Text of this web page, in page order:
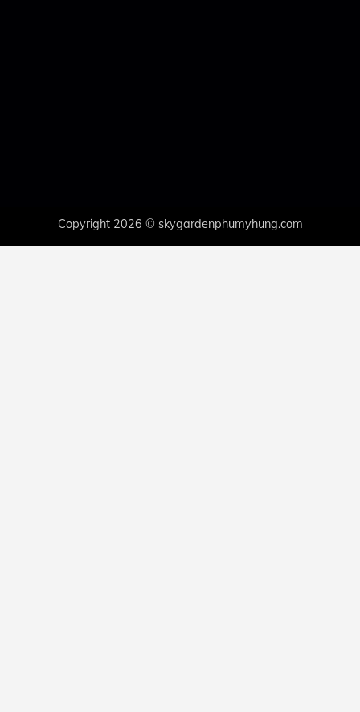
Copyright 2026 © skygardenphumyhung.com